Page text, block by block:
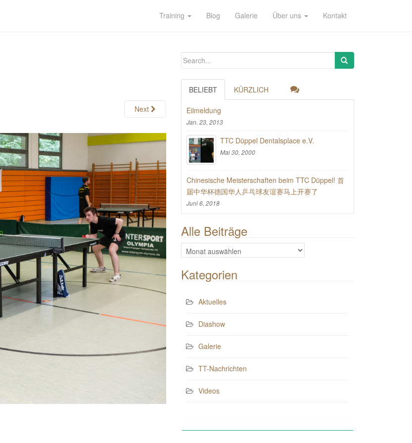
Training Blog Galerie Über uns Kontakt
Next
BELIEBT KÜRZLICH
Eilmeldung
Jan. 23, 2013
TTC Düppel Dentalsplace e.V.
Mai 30, 2000
Chinesische Meisterschaften beim TTC Düppel! 首
届中华杯德国华人乒乓球友谊赛马上开赛了
Juni 6, 2018
Alle Beiträge
Alle
Beiträge
Kategorien
Aktuelles
Diashow
Galerie
TT-Nachrichten
Videos